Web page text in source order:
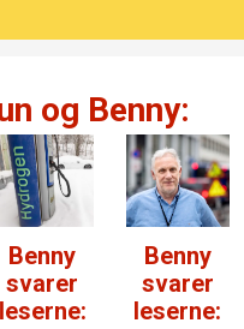
og Benny:
Benny
svarer
leserne:
Benny
svarer
leserne: